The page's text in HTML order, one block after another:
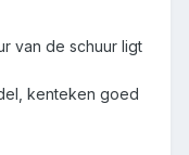
van de schuur ligt
kenteken goed